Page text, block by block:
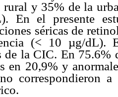
rural y 35% de la
En el presente
séricas de
(< 10 µg/dL).
de la CIC. En 75.6%
en 20,9% y
correspondieron